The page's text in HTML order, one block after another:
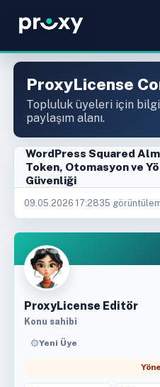
ProxyLicense
Topluluk üyeleri için
paylaşım alanı.
WordPress Squared
Token, Otomasyon ve
Güvenliği
09.05.2026 17:2835
ProxyLicense Editör
Konu sahibi
Yeni Üye